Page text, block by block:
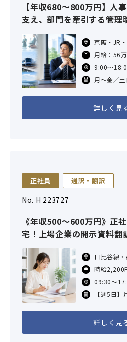
【年収680～800万円】人
支え、部門を牽引する管理
京阪・JR
徒歩約10分
月給：56
年収 ：
交通費：
9:00～
月～金／
詳しく見
正社員 通訳・翻訳
No. H 223727
《年収500～600万円》正
宅！上場企業の開示資料翻
日比谷線
歩5分／大
3分／銀座
JR「新橋
時給
円＋残業
場合）
交通費あ
09:30～
間)
【週5日】
詳しく見